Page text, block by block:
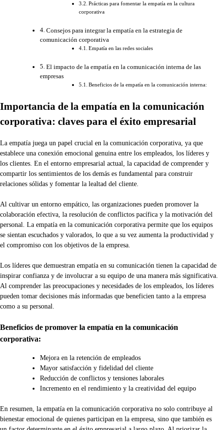
Prácticas para fomentar la empatía en la cultura
corporativa
Consejos para integrar la empatía en la estrategia de
comunicación corporativa
Empatía en las redes sociales
El impacto de la empatía en la comunicación interna de las
empresas
Beneficios de la empatía en la comunicación interna:
Importancia de la empatía en la comunicación
corporativa: claves para el éxito empresarial
La empatía juega un papel crucial en la comunicación corporativa, ya que
establece una conexión emocional genuina entre los empleados, los líderes y
los clientes. En el entorno empresarial actual, la capacidad de comprender y
compartir los sentimientos de los demás es fundamental para construir
relaciones sólidas y fomentar la lealtad del cliente.
Al cultivar un entorno empático, las organizaciones pueden promover la
colaboración efectiva, la resolución de conflictos pacífica y la motivación del
personal. La empatía en la comunicación corporativa permite que los equipos
se sientan escuchados y valorados, lo que a su vez aumenta la productividad y
el compromiso con los objetivos de la empresa.
Los líderes que demuestran empatía en su comunicación tienen la capacidad de
inspirar confianza y de involucrar a su equipo de una manera más significativa.
Al comprender las preocupaciones y necesidades de los empleados, los líderes
pueden tomar decisiones más informadas que beneficien tanto a la empresa
como a su personal.
Beneficios de promover la empatía en la comunicación
corporativa:
Mejora en la retención de empleados
Mayor satisfacción y fidelidad del cliente
Reducción de conflictos y tensiones laborales
Incremento en el rendimiento y la creatividad del equipo
En resumen, la empatía en la comunicación corporativa no solo contribuye al
bienestar emocional de quienes participan en la empresa, sino que también es